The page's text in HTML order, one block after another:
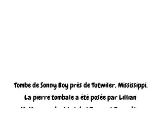
Tombe de Sonny Boy près de Tutwiler, Mississippi.
La pierre tombale a été posée par Lillian
McMurray, dont le label Trumpet Records a